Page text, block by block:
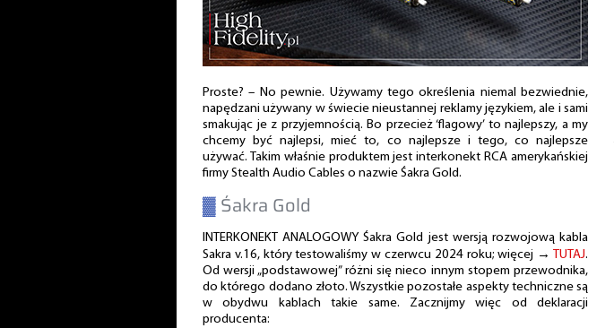
Proste? – No pewnie. Używamy tego określenia niemal bezwiednie,
napędzani używany w świecie nieustannej reklamy językiem, ale i sami
smakując je z przyjemnością. Bo przecież ‘flagowy’ to najlepszy, a my
chcemy być najlepsi, mieć to, co najlepsze i tego, co najlepsze
używać. Takim właśnie produktem jest interkonekt RCA amerykańskiej
firmy Stealth Audio Cables o nazwie Śakra Gold.
▓Śakra Gold
INTERKONEKT ANALOGOWY Śakra Gold jest wersją rozwojową kabla
Sakra v.16, który testowaliśmy w czerwcu 2024 roku; więcej →
TUTAJ.
Od wersji „podstawowej” różni się nieco innym stopem przewodnika,
do którego dodano złoto. Wszystkie pozostałe aspekty techniczne są
w obydwu kablach takie same. Zacznijmy więc od deklaracji
producenta: